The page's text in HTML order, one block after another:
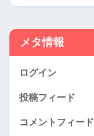
メタ情報
ログイン
投稿フィード
コメントフィード